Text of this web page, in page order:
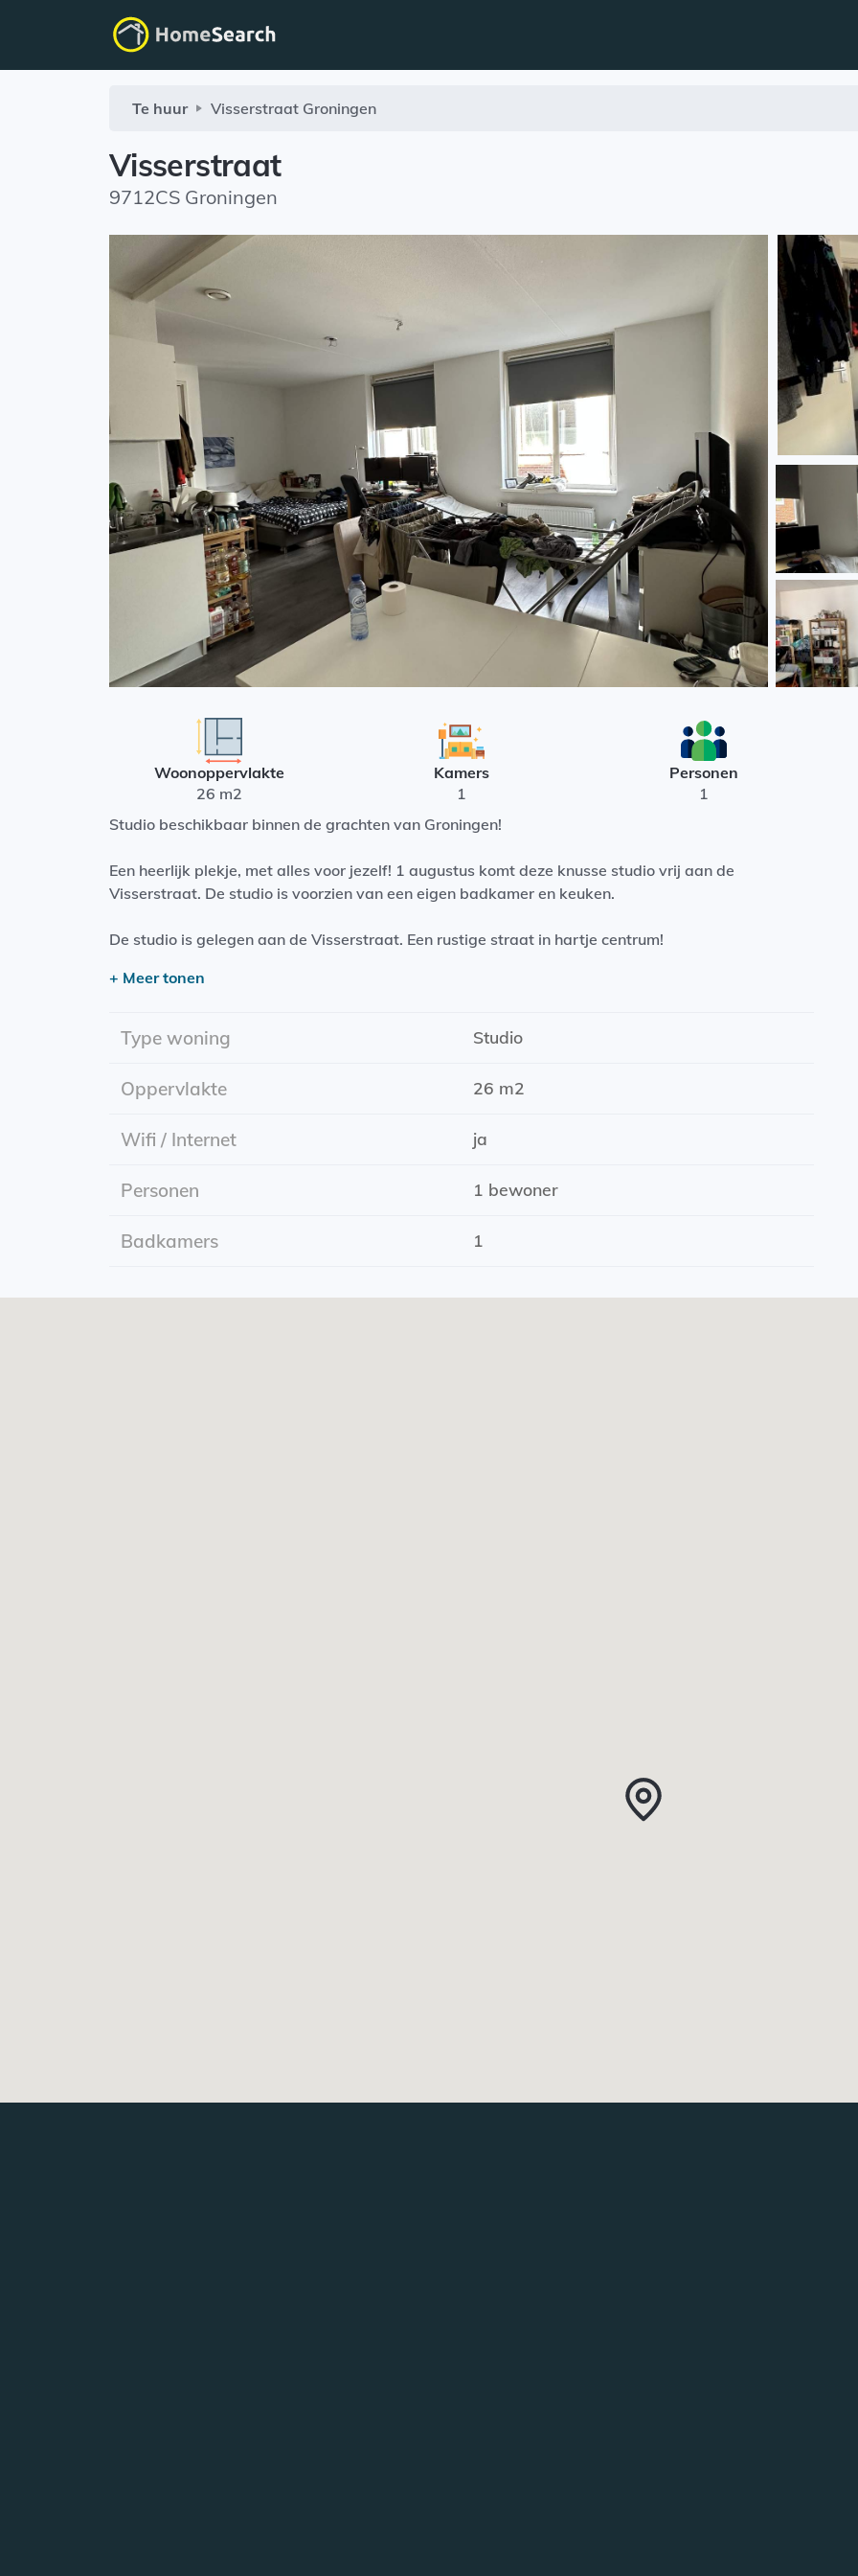
Te huur Visserstraat Groningen
Visserstraat
9712CS Groningen
Woonoppervlakte
26 m2
Kamers
1
Personen
1
Studio beschikbaar binnen de grachten van Groningen!
Een heerlijk plekje, met alles voor jezelf! 1 augustus komt deze knusse studio vrij aan de
Visserstraat. De studio is voorzien van een eigen badkamer en keuken.
De studio is gelegen aan de Visserstraat. Een rustige straat in hartje centrum!
Ingangsdatum: 01 augustus 2023
Huurperiode: minimaal 1 jaar, daarna onbepaalde tijd
Huurtoeslag: mogelijk. Kijk hiervoor naar de vereisten van de Belastingdienst
Energielabel: A
+ Meer tonen
Type woning Studio
Oppervlakte 26 m2
Wifi / Internet ja
Personen 1 bewoner
Badkamers 1